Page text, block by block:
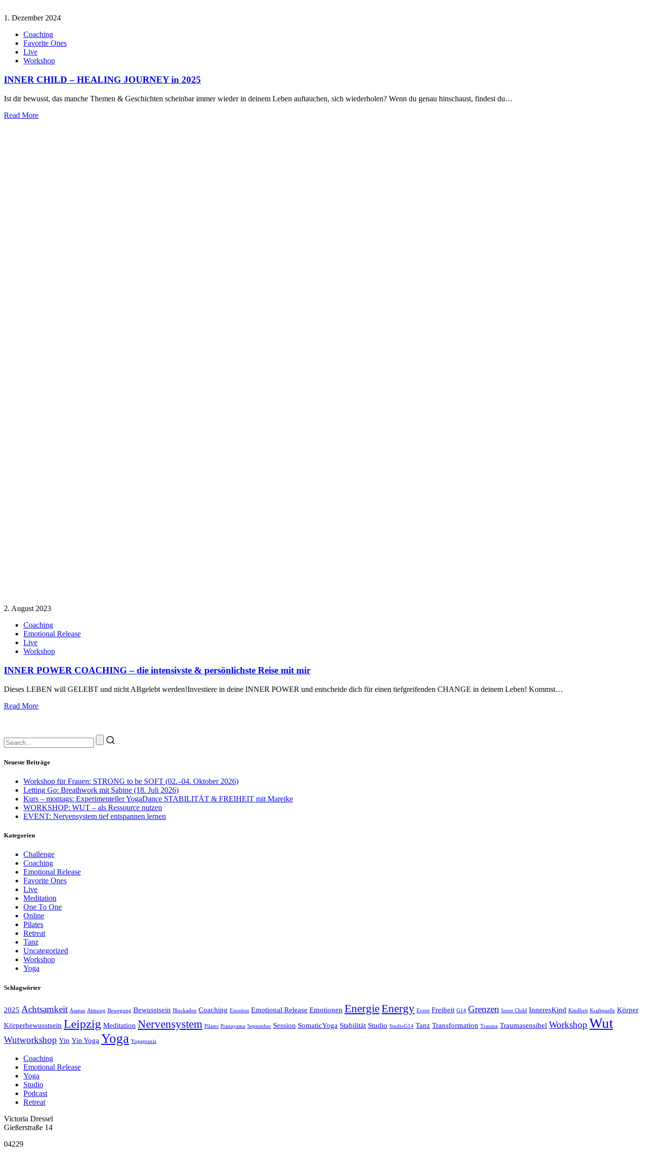
1. Dezember 2024
Coaching
Favorite Ones
Live
Workshop
INNER CHILD – HEALING JOURNEY in 2025
Ist dir bewusst, das manche Themen & Geschichten scheinbar immer wieder in deinem Leben auftauchen, sich wiederholen? Wenn du genau hinschaust, findest du…
Read More
2. August 2023
Coaching
Emotional Release
Live
Workshop
INNER POWER COACHING – die intensivste & persönlichste Reise mit mir
Dieses LEBEN will GELEBT und nicht ABgelebt werden!Investiere in deine INNER POWER und entscheide dich für einen tiefgreifenden CHANGE in deinem Leben! Kommst…
Read More
Neueste Beiträge
Workshop für Frauen: STRONG to be SOFT (02.–04. Oktober 2026)
Letting Go: Breathwork mit Sabine (18. Juli 2026)
Kurs – montags: Experimenteller YogaDance STABILITÄT & FREIHEIT mit Mareike
WORKSHOP: WUT – als Ressource nutzen
EVENT: Nervensystem tief entspannen lernen
Kategorien
Challenge
Coaching
Emotional Release
Favorite Ones
Live
Meditation
One To One
Online
Pilates
Retreat
Tanz
Uncategorized
Workshop
Yoga
Schlagwörter
2025 Achtsamkeit Asanas Atmung Bewegung Bewusstsein Blockaden Coaching Emotion Emotional Release Emotionen EnergieEnergy Event Freiheit G14 Grenzen Inner Child InneresKind Kindheit Kraftquelle Körper
Körperbewusstsein Leipzig Meditation Nervensystem Pilates Pranayama September Session SomaticYoga Stabilität Studio StudioG14 Tanz Transformation Trauma Traumasensibel Workshop Wut
Wutworkshop Yin Yin Yoga Yoga Yogapraxis
Coaching
Emotional Release
Yoga
Studio
Podcast
Retreat
Victoria Dressel
Gießerstraße 14
04229